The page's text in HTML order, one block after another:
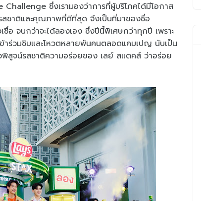
ซึ่งเรามองว่าการที่ผู้บริโภคได้มีโอกาส
สชาติและคุณภาพที่ดีที่สุด จึงเป็นที่มาของชื่อ
จนกว่าจะได้ลองเอง ซึ่งปีนี้พิเศษกว่าทุกปี เพราะ
าร่วมชิมและโหวตหลายพันคนตลอดแคมเปญ นับเป็น
พิสูจน์รสชาติความอร่อยของ เลย์ สแตคส์ ว่าอร่อย